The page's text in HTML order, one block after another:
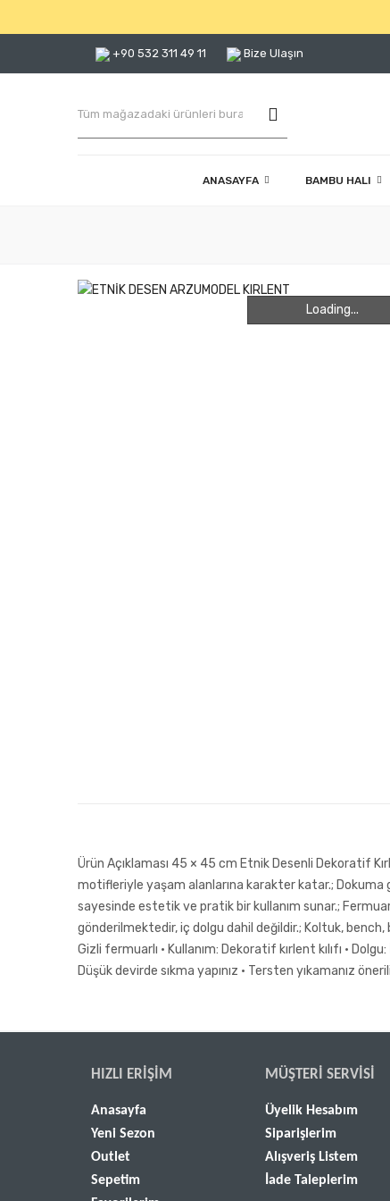
+90 532 311 49 11 Bize Ulaşın
ANASAYFA BAMBU HALI
Loading...
Loading...
Ürün Açıklaması 45 × 45 cm Etnik Desenli Dekoratif
motifleriyle yaşam alanlarına karakter katar.;
sayesinde estetik ve pratik bir kullanım sunar.; Fermuar
gönderilmektedir, iç dolgu dahil değildir.; Koltuk,
Gizli fermuarlı • Kullanım: Dekoratif kırlent kılıfı •
Düşük devirde sıkma yapınız • Tersten yıkamanız
HIZLI ERIŞIM
Anasayfa
Yeni Sezon
Outlet
Sepetim
MÜŞTERI SERVISI
Üyelik Hesabım
Siparişlerim
Alışveriş Listem
İade Taleplerim